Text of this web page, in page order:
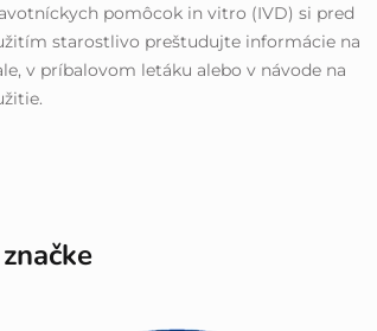
pomôcok in vitro (IVD) si pred
starostlivo preštudujte informácie na
v príbalovom letáku alebo v návode na